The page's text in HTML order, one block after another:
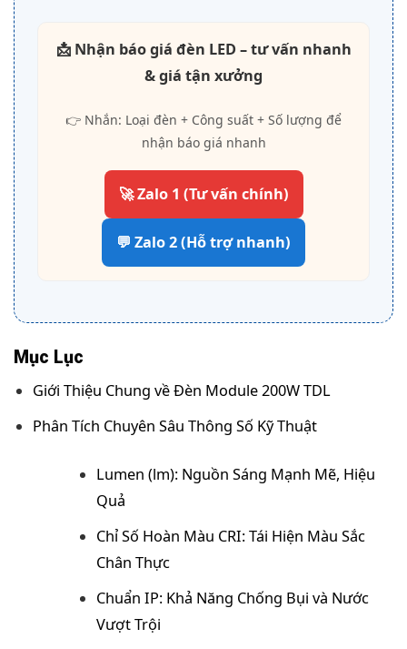
📩 Nhận báo giá đèn LED – tư vấn nhanh
& giá tận xưởng
👉 Nhắn: Loại đèn + Công suất + Số lượng để
nhận báo giá nhanh
🚀 Zalo 1 (Tư vấn chính)
💬 Zalo 2 (Hỗ trợ nhanh)
Mục Lục
Giới Thiệu Chung về Đèn Module 200W TDL
Phân Tích Chuyên Sâu Thông Số Kỹ Thuật
Lumen (lm): Nguồn Sáng Mạnh Mẽ, Hiệu
Quả
Chỉ Số Hoàn Màu CRI: Tái Hiện Màu Sắc
Chân Thực
Chuẩn IP: Khả Năng Chống Bụi và Nước
Vượt Trội